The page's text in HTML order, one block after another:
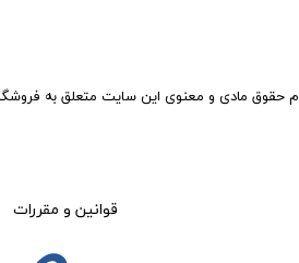
حقوق مادی و معنوی این سایت متعلق به
قوانین و مقررات